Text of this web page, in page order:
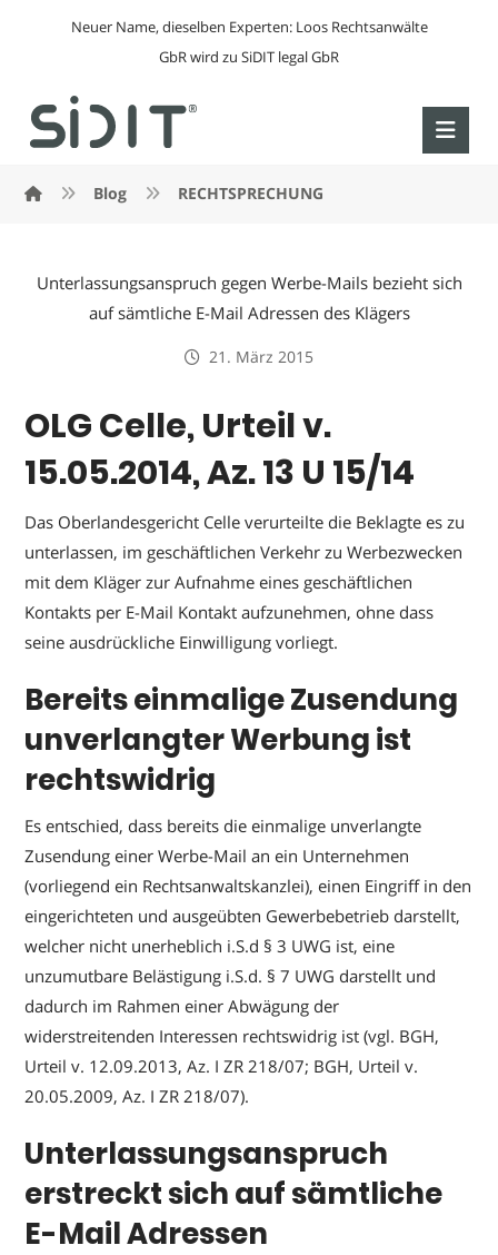
Neuer Name, dieselben Experten: Loos Rechtsanwälte
GbR wird zu SiDIT legal GbR
Blog RECHTSPRECHUNG
Unterlassungsanspruch gegen Werbe-Mails bezieht sich
auf sämtliche E-Mail Adressen des Klägers
21. März 2015
OLG Celle, Urteil v.
15.05.2014, Az. 13 U 15/14
Das Oberlandesgericht Celle verurteilte die Beklagte es zu
unterlassen, im geschäftlichen Verkehr zu Werbezwecken
mit dem Kläger zur Aufnahme eines geschäftlichen
Kontakts per E-Mail Kontakt aufzunehmen, ohne dass
seine ausdrückliche Einwilligung vorliegt.
Bereits einmalige Zusendung
unverlangter Werbung ist
rechtswidrig
Es entschied, dass bereits die einmalige unverlangte
Zusendung einer Werbe-Mail an ein Unternehmen
(vorliegend ein Rechtsanwaltskanzlei), einen Eingriff in den
eingerichteten und ausgeübten Gewerbebetrieb darstellt,
welcher nicht unerheblich i.S.d § 3 UWG ist, eine
unzumutbare Belästigung i.S.d. § 7 UWG darstellt und
dadurch im Rahmen einer Abwägung der
widerstreitenden Interessen rechtswidrig ist (vgl. BGH,
Urteil v. 12.09.2013, Az. I ZR 218/07; BGH, Urteil v.
20.05.2009, Az. I ZR 218/07).
Unterlassungsanspruch
erstreckt sich auf sämtliche
E-Mail Adressen